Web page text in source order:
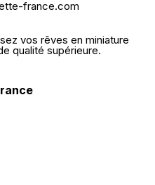
vos rêves en miniature
qualité supérieure.